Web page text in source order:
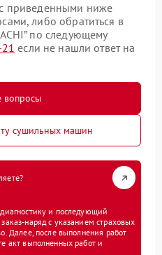
приведенными ниже
либо обратиться в
по следующему
если не нашли ответ на
сушильных машин
и последующий
наряд с указанием страховых
Далее, после выполнения работ
акт выполненных работ и